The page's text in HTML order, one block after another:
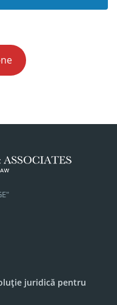
juridică pentru